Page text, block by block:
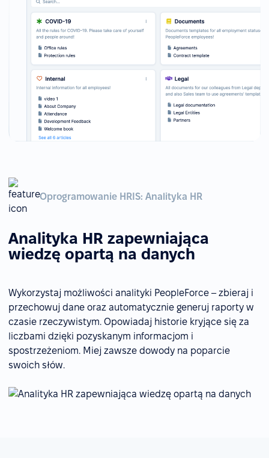
Oprogramowanie HRIS: Analityka HR
Analityka HR zapewniająca
wiedzę opartą na danych
Wykorzystaj możliwości analityki PeopleForce – zbieraj i
przechowuj dane oraz automatycznie generuj raporty w
czasie rzeczywistym. Opowiadaj historie kryjące się za
liczbami dzięki pozyskanym informacjom i
spostrzeżeniom. Miej zawsze dowody na poparcie
swoich słów.